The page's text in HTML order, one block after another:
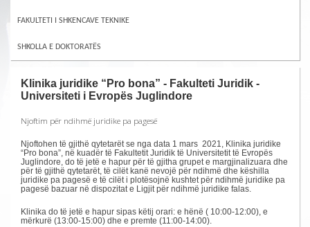
FAKULTETI I SHKENCAVE TEKNIKE
SHKOLLA E DOKTORATËS
Klinika juridike “Pro bona” - Fakulteti Juridik -
Universiteti i Evropës Juglindore
Njoftim për ndihmë juridike pa pagesë
Njoftohen të gjithë qytetarët se nga data 1 mars 2021, Klinika juridike
“Pro bona”, në kuadër të Fakultetit Juridik të Universitetit të Evropës
Juglindore, do të jetë e hapur për të gjitha grupet e margjinalizuara dhe
për të gjithë qytetarët, të cilët kanë nevojë për ndihmë dhe këshilla
juridike pa pagesë e të cilët i plotësojnë kushtet për ndihmë juridike pa
pagesë bazuar në dispozitat e Ligjit për ndihmë juridike falas.
Klinika do të jetë e hapur sipas këtij orari: e hënë ( 10:00-12:00), e
mërkurë (13:00-15:00) dhe e premte (11:00-14:00).